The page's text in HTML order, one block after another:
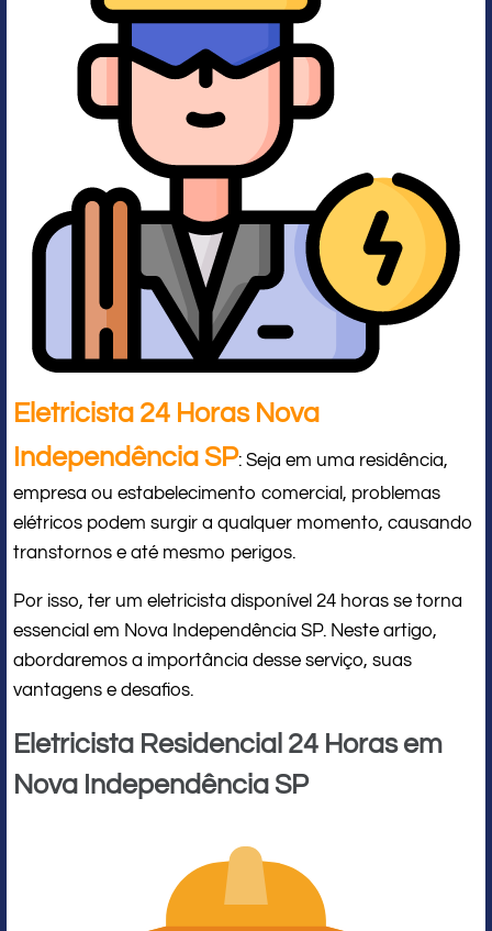
Eletricista 24 Horas Nova
Independência SP: Seja em uma residência,
empresa ou estabelecimento comercial, problemas
elétricos podem surgir a qualquer momento, causando
transtornos e até mesmo perigos.
Por isso, ter um eletricista disponível 24 horas se torna
essencial em Nova Independência SP. Neste artigo,
abordaremos a importância desse serviço, suas
vantagens e desafios.
Eletricista Residencial 24 Horas em
Nova Independência SP